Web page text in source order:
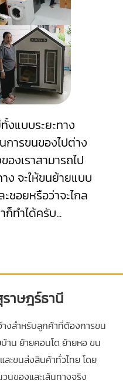
แบบระยะทาง
การขนของไปต่าง
งเราสามารถไป
ง จะให้ขนย้ายแบบ
ซอยหรือว่าจะไกล
ก็ทำได้ครับ...
าษฎร์ธานี
างสำหรับลูกค้าที่ต้องการขน
าน ย้ายคอนโด ย้ายหอ ขน
ะขนส่งสินค้าทั่วไทย โดย
นของและเส้นทางจริง